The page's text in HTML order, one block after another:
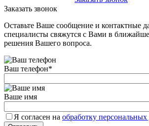
Заказать звонок
Оставьте Ваше сообщение и контактные
специалисты свяжутся с Вами в
решения Вашего вопроса.
Ваш телефон*
Ваше имя
Я согласен на обработку